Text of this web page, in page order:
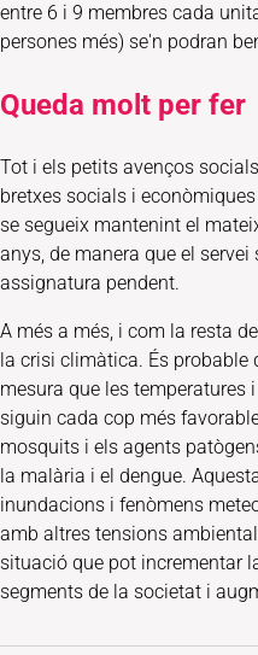
entre 6 i 9 membres cada
persones més) se'n podran
Queda molt per fer
Tot i els petits avenços
bretxes socials i
se segueix mantenint el
anys, de manera que el
assignatura pendent.
A més a més, i com la resta
la crisi climàtica. És
mesura que les
siguin cada cop més
mosquits i els agents
la malària i el dengue.
inundacions i fenòmens
amb altres tensions
situació que pot incrementar
segments de la societat i